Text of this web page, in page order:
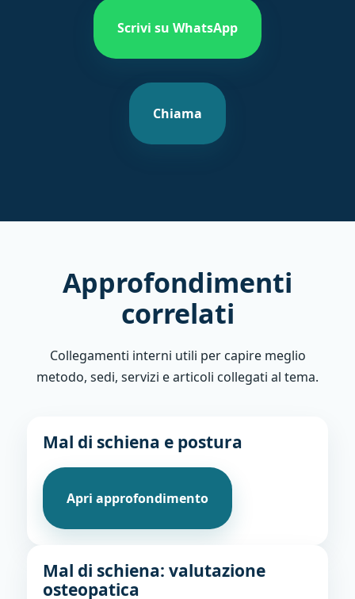
Scrivi su WhatsApp
Chiama
Approfondimenti
correlati
Collegamenti interni utili per capire meglio
metodo, sedi, servizi e articoli collegati al tema.
Mal di schiena e postura
Apri approfondimento
Mal di schiena: valutazione
osteopatica